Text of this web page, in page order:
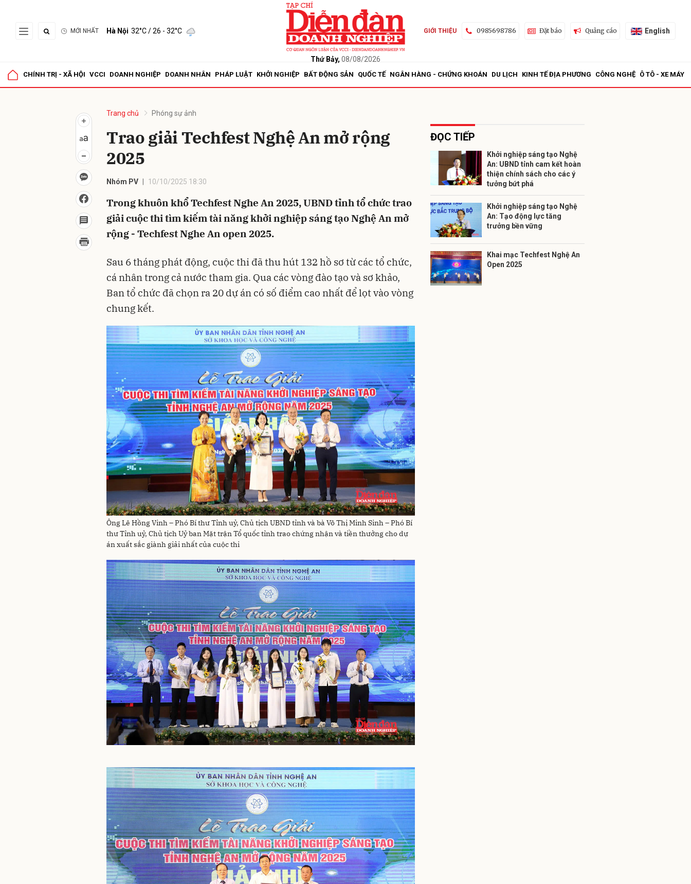
MỚI NHẤT Hà Nội 32°C/ 26 - 32°C
Thứ Bảy, 08/08/2026
GIỚI THIỆU 0985698786 Đặt báo Quảng cáo English
CHÍNH TRỊ - XÃ HỘI VCCI DOANH NGHIỆP DOANH NHÂN PHÁP LUẬT KHỞI NGHIỆP BẤT ĐỘNG SẢN QUỐC TẾ NGÂN HÀNG - CHỨNG KHOÁN DU LỊCH KINH TẾ ĐỊA PHƯƠNG CÔNG NGHỆ Ô TÔ - XE MÁY
Trang chủ Phóng sự ảnh
Trao giải Techfest Nghệ An mở rộng
2025
Nhóm PV 10/10/2025 18:30
Trong khuôn khổ Techfest Nghe An 2025, UBND tỉnh tổ chức trao
giải cuộc thi tìm kiếm tài năng khởi nghiệp sáng tạo Nghệ An mở
rộng - Techfest Nghe An open 2025.
Sau 6 tháng phát động, cuộc thi đã thu hút 132 hồ sơ từ các tổ chức,
cá nhân trong cả nước tham gia. Qua các vòng đào tạo và sơ khảo,
Ban tổ chức đã chọn ra 20 dự án có số điểm cao nhất để lọt vào vòng
chung kết.
Ông Lê Hồng Vinh – Phó Bí thư Tỉnh uỷ, Chủ tịch UBND tỉnh và bà Võ Thị Minh Sinh – Phó Bí
thư Tỉnh uỷ, Chủ tịch Uỷ ban Mặt trận Tổ quốc tỉnh trao chứng nhận và tiền thưởng cho dự
án xuất sắc giành giải nhất của cuộc thi
ĐỌC TIẾP
Khởi nghiệp sáng tạo Nghệ
An: UBND tỉnh cam kết hoàn
thiện chính sách cho các ý
tưởng bứt phá
Khởi nghiệp sáng tạo Nghệ
An: Tạo động lực tăng
trưởng bền vững
Khai mạc Techfest Nghệ An
Open 2025
Gửi